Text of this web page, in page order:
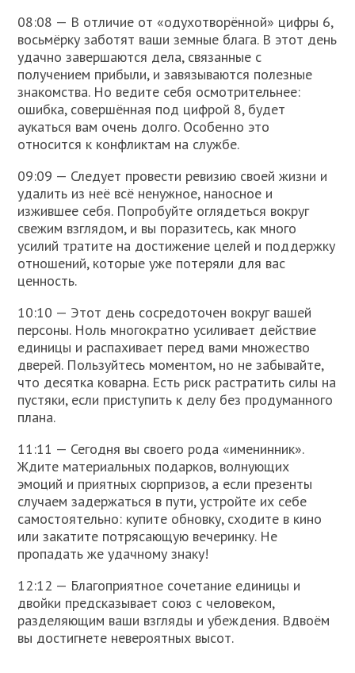
08:08 — В отличие от «одухотворённой» цифры 6,
восьмёрку заботят ваши земные блага. В этот день
удачно завершаются дела, связанные с
получением прибыли, и завязываются полезные
знакомства. Но ведите себя осмотрительнее:
ошибка, совершённая под цифрой 8, будет
аукаться вам очень долго. Особенно это
относится к конфликтам на службе.
09:09 — Следует провести ревизию своей жизни и
удалить из неё всё ненужное, наносное и
изжившее себя. Попробуйте оглядеться вокруг
свежим взглядом, и вы поразитесь, как много
усилий тратите на достижение целей и поддержку
отношений, которые уже потеряли для вас
ценность.
10:10 — Этот день сосредоточен вокруг вашей
персоны. Ноль многократно усиливает действие
единицы и распахивает перед вами множество
дверей. Пользуйтесь моментом, но не забывайте,
что десятка коварна. Есть риск растратить силы на
пустяки, если приступить к делу без продуманного
плана.
11:11 — Сегодня вы своего рода «именинник».
Ждите материальных подарков, волнующих
эмоций и приятных сюрпризов, а если презенты
случаем задержаться в пути, устройте их себе
самостоятельно: купите обновку, сходите в кино
или закатите потрясающую вечеринку. Не
пропадать же удачному знаку!
12:12 — Благоприятное сочетание единицы и
двойки предсказывает союз с человеком,
разделяющим ваши взгляды и убеждения. Вдвоём
вы достигнете невероятных высот.